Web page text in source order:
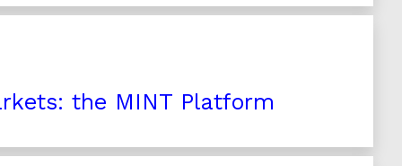
the MINT Platform